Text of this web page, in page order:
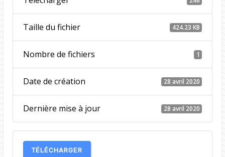
Taille du fichier 424.23 KB
Nombre de fichiers 1
Date de création 28 avril 2020
Dernière mise à jour 28 avril 2020
TÉLÉCHARGER